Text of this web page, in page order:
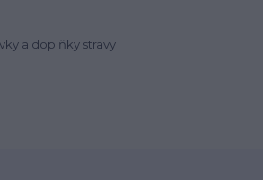
a doplňky stravy